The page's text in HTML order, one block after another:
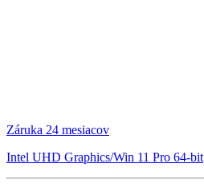
Záruka 24 mesiacov
Intel UHD Graphics/Win 11 Pro 64-bit